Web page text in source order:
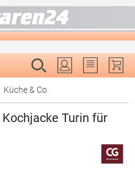
Du hast 0
Küche & Co.
Kochjacke Turin für